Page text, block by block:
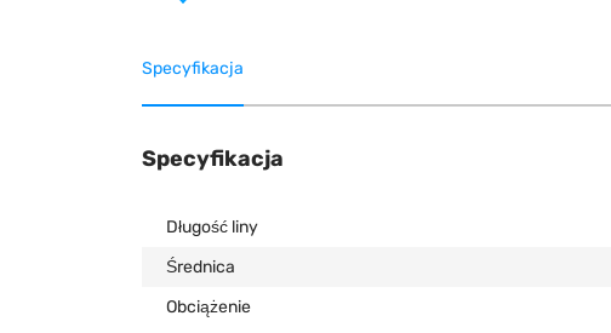
Specyfikacja
Specyfikacja
Długość liny
Średnica
Obciążenie